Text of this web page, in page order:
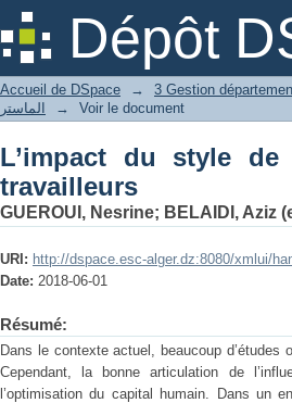
Dépôt
L’impact du style de
Accueil de DSpace →
الماستر
→ Voir le document
L’impact du style
travailleurs
GUEROUI, Nesrine; BELAIDI, Aziz
URI: http://dspace.esc-alger.dz:8080/xmlui/
Date: 2018-06-01
Résumé:
Dans le contexte actuel, beaucoup
Cependant, la bonne articulation de
l’optimisation du capital humain. Dans un